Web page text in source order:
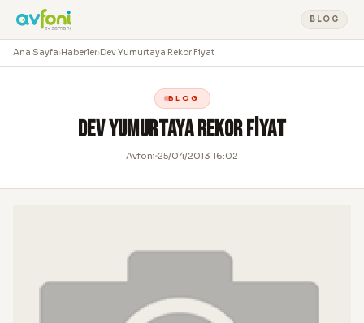
BLOG
Ana Sayfa›Haberler›Dev Yumurtaya Rekor Fiyat
BLOG
Dev Yumurtaya Rekor Fiyat
Avfoni 25/04/2013 16:02